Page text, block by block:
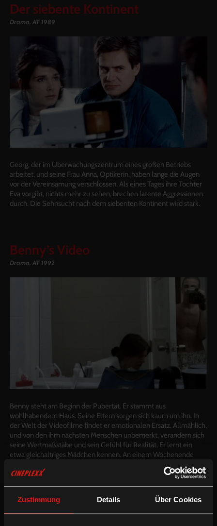
Zustimmung Details Über Cookies
Der siebente Kontinent
Drama, AT 1989
Georg, der im Überwachungszentrum eines großen Betriebs
arbeitet, und seine Frau Anna, Optikerin, haben lange die Augen
vor der Vereinsamung verschlossen. Als eines Tages ihre Tochter
Eva vorgibt, nichts mehr zu sehen, brechen latente Aggressionen
durch. Die Sehnsucht nach dem siebenten Kontinent wird stark.
Benny’s Video
Drama, AT 1992
Benny steht am Beginn der Pubertät. Er stammt aus
wohlhabendem Haus. Seine Eltern sorgen sich kaum um ihn. In
der Welt der Videofilme findet er emotionalen Ersatz. Allmählich,
und von den ihm nächsten Menschen unbemerkt, verändern sich
seine Wertmaßstäbe und sein Gefühl für Realität. Er lernt ein
etwa gleichaltriges Mädchen kennen. An einem Wochenende
nimmt er es mit nach Hause, die Wohnung ist leer – seine Eltern
sind auf dem Land. Was wie eine scheue Liebesgeschichte